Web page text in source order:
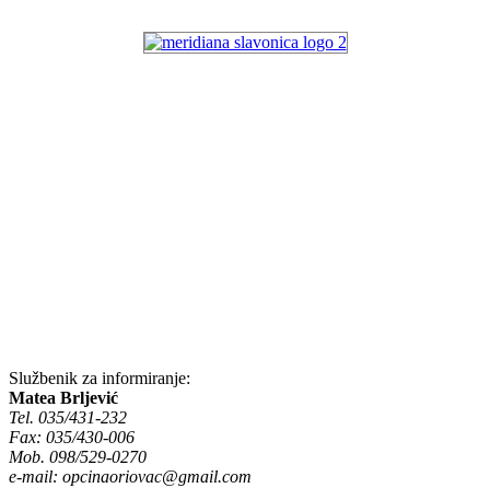
Službenik za informiranje:
Matea Brljević
Tel. 035/431-232
Fax: 035/430-006
Mob. 098/529-0270
e-mail: opcinaoriovac@gmail.com